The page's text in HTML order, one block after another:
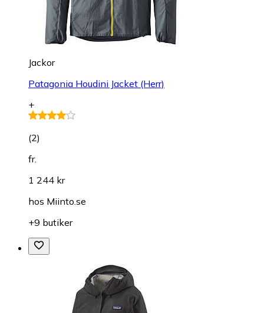
Jackor
Patagonia Houdini Jacket (Herr)
+
(2)
fr.
1 244 kr
hos Miinto.se
+9 butiker